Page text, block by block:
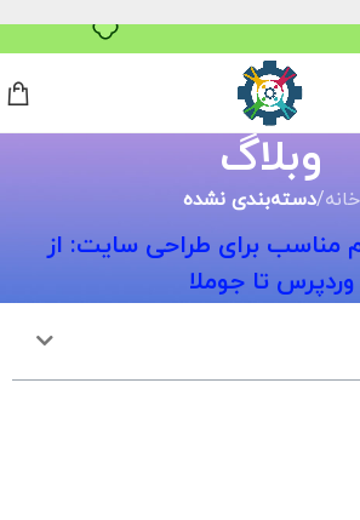
با ترب‌پی
وبلاگ
خانه/دسته‌بندی نشده
مناسب برای طراحی سایت: از
وردپرس تا جوملا